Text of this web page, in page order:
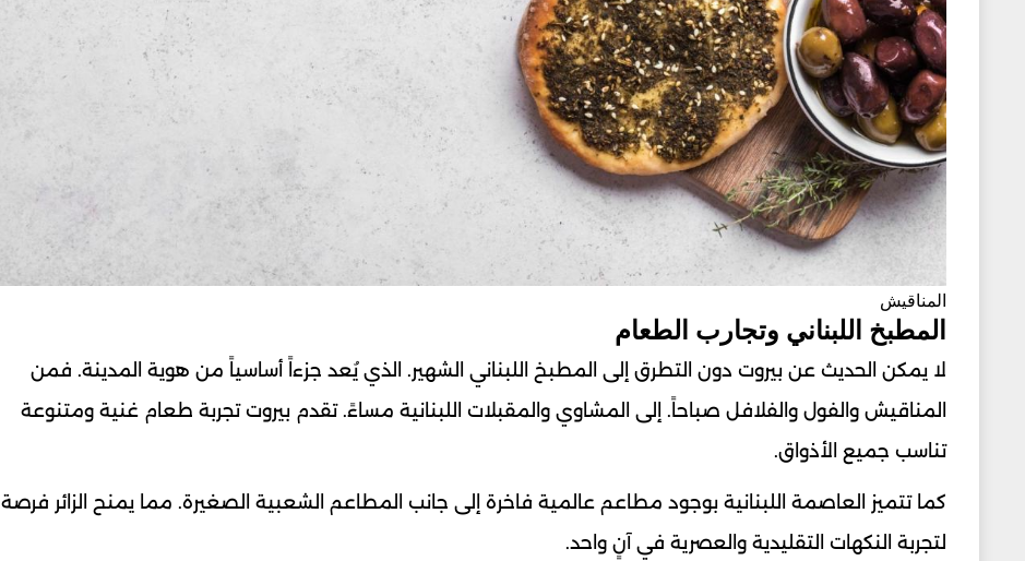
المناقيش
المطبخ اللبناني وتجارب الطعام
لا يمكن الحديث عن بيروت دون التطرق إلى المطبخ اللبناني الشهير. الذي يُعد جزءاً أساسياً من هوية المدينة. فمن
المناقيش والفول والفلافل صباحاً. إلى المشاوي والمقبلات اللبنانية مساءً. تقدم بيروت تجربة طعام غنية ومتنوعة
تناسب جميع الأذواق.
كما تتميز العاصمة اللبنانية بوجود مطاعم عالمية فاخرة إلى جانب المطاعم الشعبية الصغيرة. مما يمنح الزائر فرصة
لتجربة النكهات التقليدية والعصرية في آنٍ واحد.